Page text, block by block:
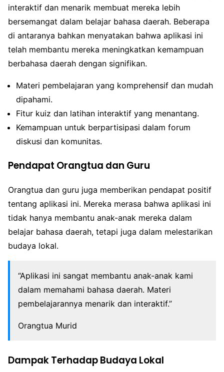
interaktif dan menarik membuat mereka lebih
bersemangat dalam belajar bahasa daerah. Beberapa
di antaranya bahkan menyatakan bahwa aplikasi ini
telah membantu mereka meningkatkan kemampuan
berbahasa daerah dengan signifikan.
Materi pembelajaran yang komprehensif dan mudah
dipahami.
Fitur kuiz dan latihan interaktif yang menantang.
Kemampuan untuk berpartisipasi dalam forum
diskusi dan komunitas.
Pendapat Orangtua dan Guru
Orangtua dan guru juga memberikan pendapat positif
tentang aplikasi ini. Mereka merasa bahwa aplikasi ini
tidak hanya membantu anak-anak mereka dalam
belajar bahasa daerah, tetapi juga dalam melestarikan
budaya lokal.
“Aplikasi ini sangat membantu anak-anak kami
dalam memahami bahasa daerah. Materi
pembelajarannya menarik dan interaktif.”
Orangtua Murid
Dampak Terhadap Budaya Lokal